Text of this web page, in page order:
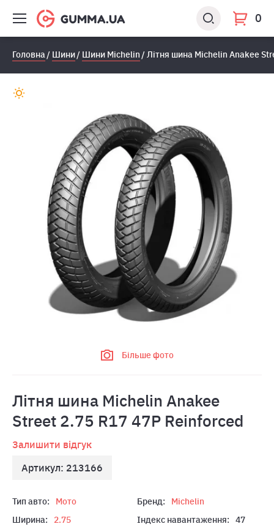
0
Головна Шини Шини Michelin Літня шина Michelin Anakee
Більше фото
Літня шина Michelin Anakee
Street 2.75 R17 47P Reinforced
Залишити відгук
Артикул: 213166
Тип авто: Мото Бренд:
Michelin
Ширина:
2.75 Індекс навантаження:
47